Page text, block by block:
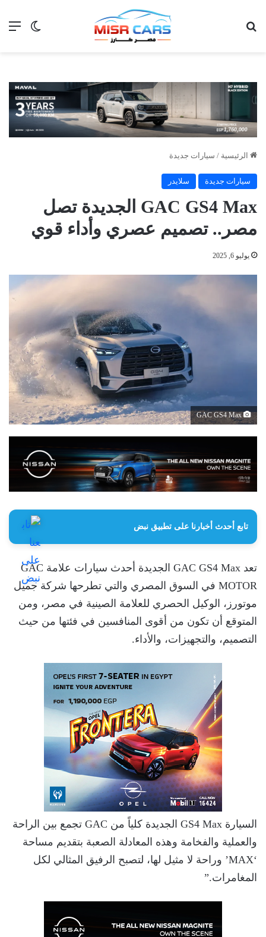
الوضع
الرئيسية / سيارات جديدة
سيارات جديدة سلايدر
GAC GS4 Max الجديدة تصل
مصر.. تصميم عصري وأداء قوي
يوليو 6, 2025
GAC GS4 Max
تابع أحدث أخبارنا على تطبيق نبض
تعد GAC GS4 Max الجديدة أحدث سيارات علامة GAC
MOTOR في السوق المصري والتي تطرحها شركة جميل
موتورز، الوكيل الحصري للعلامة الصينية في مصر، ومن
المتوقع أن تكون من أقوى المنافسين في فئتها من حيث
التصميم، والتجهيزات، والأداء.
السيارة GS4 Max الجديدة كلياً من GAC تجمع بين الراحة
والعملية والفخامة وهذه المعادلة الصعبة بتقديم مساحة
‘MAX’ وراحة لا مثيل لها، لتصبح الرفيق المثالي لكل
المغامرات.”